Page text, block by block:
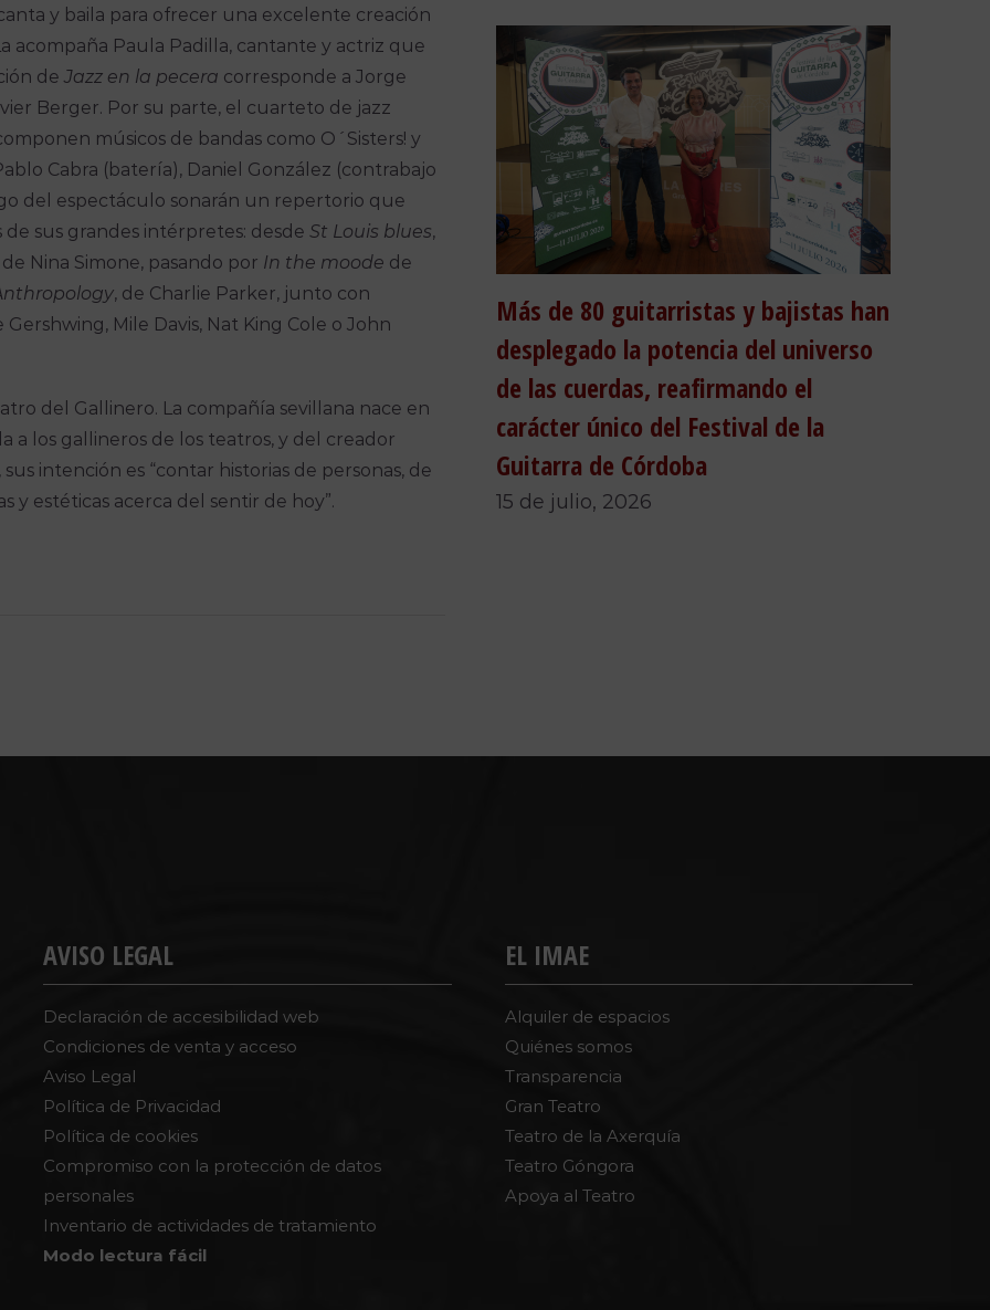
y baila para ofrecer una excelente creación
acompaña Paula Padilla, cantante y actriz que
de Jazz en la pecera corresponde a Jorge
Berger. Por su parte, el cuarteto de jazz
músicos de bandas como O´Sisters! y
Cabra (batería), Daniel González (contrabajo
del espectáculo sonarán un repertorio que
sus grandes intérpretes: desde St Louis blues,
de Nina Simone, pasando por In the moode de
, de Charlie Parker, junto con
Mile Davis, Nat King Cole o John
del Gallinero. La compañía sevillana nace en
a los gallineros de los teatros, y del creador
intención es “contar historias de personas, de
y estéticas acerca del sentir de hoy”.
Más de 80 guitarristas y bajistas han
desplegado la potencia del universo
de las cuerdas, reafirmando el
carácter único del Festival de la
Guitarra de Córdoba
15 de julio, 2026
AVISO LEGAL
Declaración de accesibilidad web
Condiciones de venta y acceso
Aviso Legal
Política de Privacidad
Política de cookies
Compromiso con la protección de datos
personales
Inventario de actividades de tratamiento
Modo lectura fácil
EL IMAE
Alquiler de espacios
Quiénes somos
Transparencia
Gran Teatro
Teatro de la Axerquía
Teatro Góngora
Apoya al Teatro